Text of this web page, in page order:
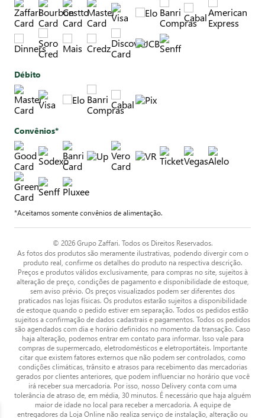
Débito
Convênios*
*Aceitamos somente convênios de alimentação.
© 2026 Grupo Zaffari. Todos os Direitos Reservados.
As fotos dos produtos são meramente ilustrativas, podendo divergir com o
produto real, confirme os detalhes do produto na respectiva descrição.
Preços e produtos válidos exclusivamente, para compras no site, sujeitos à
alteração de preço, condições de pagamento e disponibilidade de estoque,
sem aviso prévio. Os preços visualizados podem ser diferentes dos
praticados nas lojas físicas. Os produtos estarão sujeitos a disponibilidade
de estoque quando o pedido estiver em separação. Todos os pedidos estão
sujeitos a confirmação de dados cadastrais e pagamentos. Todos os pedidos
são agendados com dia e horário definidos no momento da transação. Caso
haja alteração, podemos entrar em contato para informar. Isso vale para
compras de supermercado, eletrodomésticos e eletroportáteis. Importante
citar que existem fatores externos que não podem ser controlados, como
condições climáticas, trânsito e atrasos para recebimento das mercadorias
gerados por clientes anteriores, que podem influenciar no horário que você
irá receber sua mercadoria. Por isso, nosso Delivery conta com uma
tolerância de atraso de, em média, 30 minutos. É necessário que haja alguém
maior de idade no local para receber a mercadoria. A equipe de
entregadores da Loja Online não realiza serviço de instalação, alteração ou